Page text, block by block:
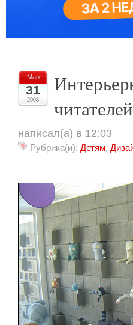
Мар
31
2008
написал(а) в 12:03
Рубрика(и): Детям,